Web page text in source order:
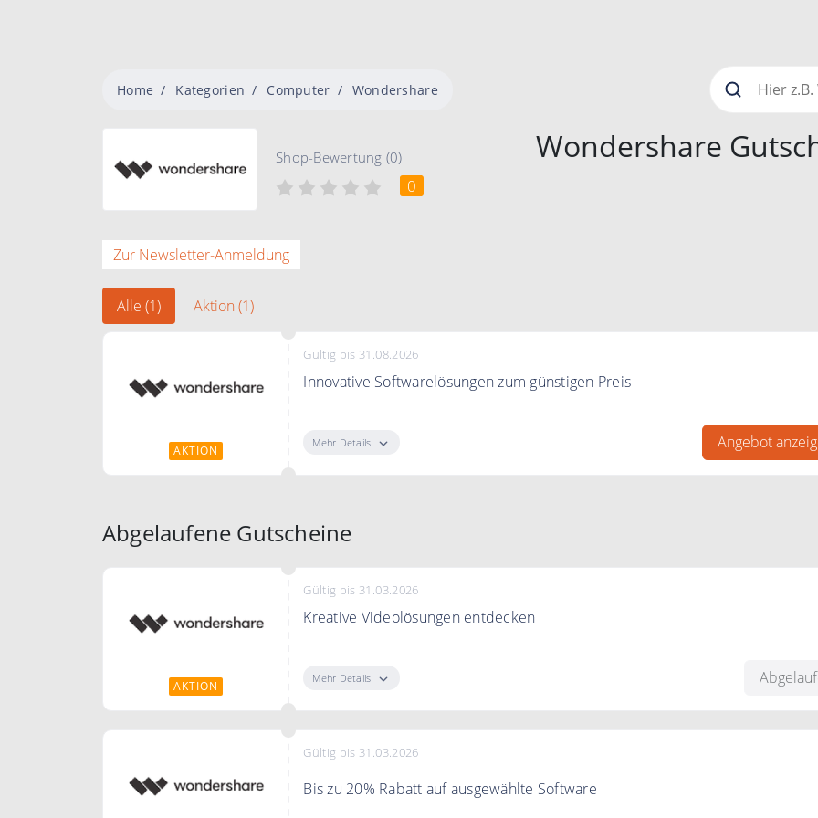
Home Kategorien Computer Wondershare
Shop-Bewertung (0)
0
Wondershare
Zur Newsletter-Anmeldung
Alle (1) Aktion (1)
AKTION
Gültig bis 31.08.2026
Innovative Softwarelösungen zum günstigen Preis
Mehr Details Angebot
Abgelaufene Gutscheine
AKTION
Gültig bis 31.03.2026
Kreative Videolösungen entdecken
Mehr Details
Gültig bis 31.03.2026
Bis zu 20% Rabatt auf ausgewählte Software